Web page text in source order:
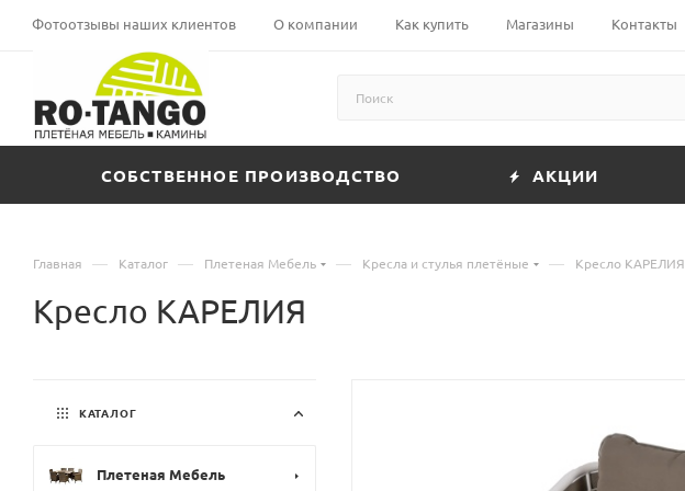
Фотоотзывы наших клиентов О компании Как купить Магазины Контакты
СОБСТВЕННОЕ ПРОИЗВОДСТВО АКЦИИ
Главная — Каталог — Плетеная Мебель — Кресла и стулья плетёные — Кресло КАРЕЛИЯ
Кресло КАРЕЛИЯ
КАТАЛОГ
Плетеная Мебель